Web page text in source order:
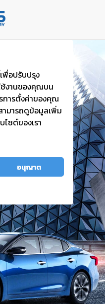
พื่อปรับปรุง
ช้งานของคุณบน
การตั้งค่าของคุณ
มารถดูข้อมูลเพิ่ม
ไซต์ของเรา
อนุญาต
บุคคล
ง